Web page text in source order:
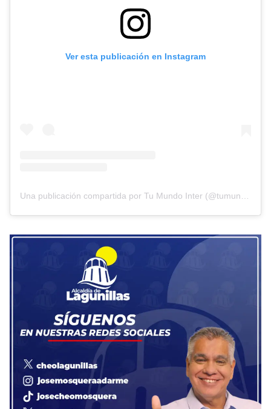
Ver esta publicación en Instagram
Una publicación compartida por Tu Mundo Inter (@tumundointer)